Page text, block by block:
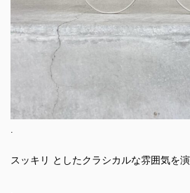
.
スッキリ としたクラシカルな雰囲気を